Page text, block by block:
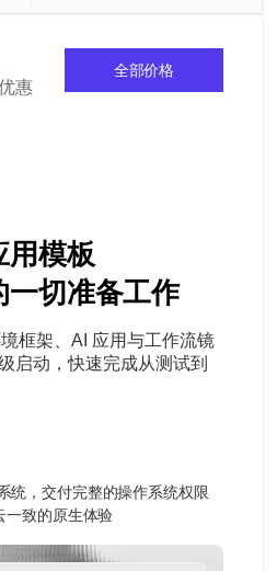
惠
全部价格
用模板
一切准备工作
框架、AI 应用与工作流镜
启动，快速完成从测试到
统，交付完整的操作系统权限
一致的原生体验